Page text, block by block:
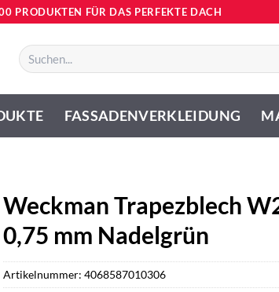
PRODUKTEN FÜR DAS PERFEKTE DACH
Suchen
nach:
FASSADENVERKLEIDUNG
Weckman Trapezblech
0,75 mm Nadelgrün
Artikelnummer:4068587010306